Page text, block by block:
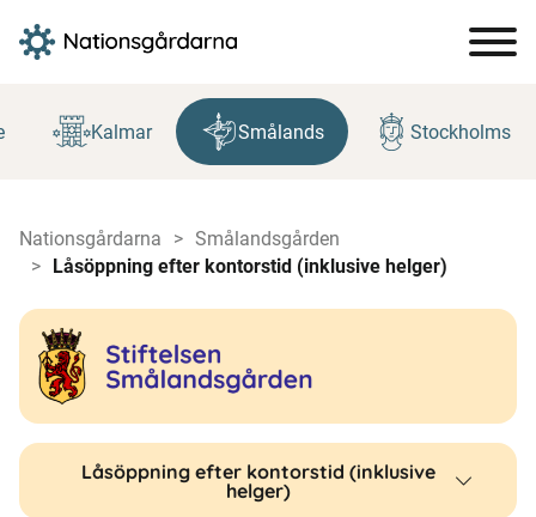
till
innehåll
Kalmar Smålands Stockholms
Nationsgårdarna
Smålandsgården
Låsöppning efter kontorstid (inklusive helger)
Låsöppning efter kontorstid (inklusive
helger)